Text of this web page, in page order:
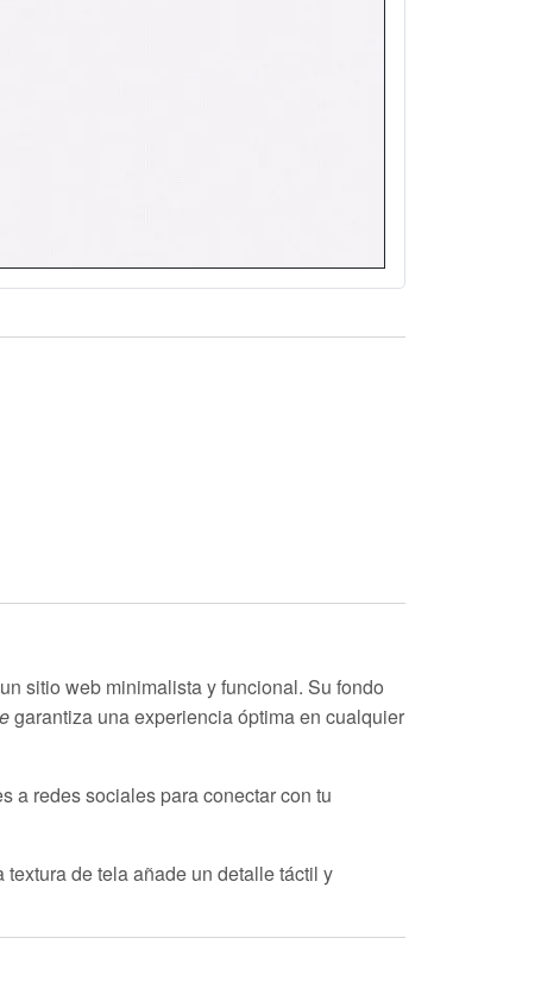
sitio web minimalista y funcional. Su fondo
garantiza una experiencia óptima en cualquier
a redes sociales para conectar con tu
de tela añade un detalle táctil y